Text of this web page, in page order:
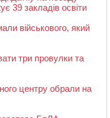
39 закладів освіти
військового, який
три провулки та
центру обрали на